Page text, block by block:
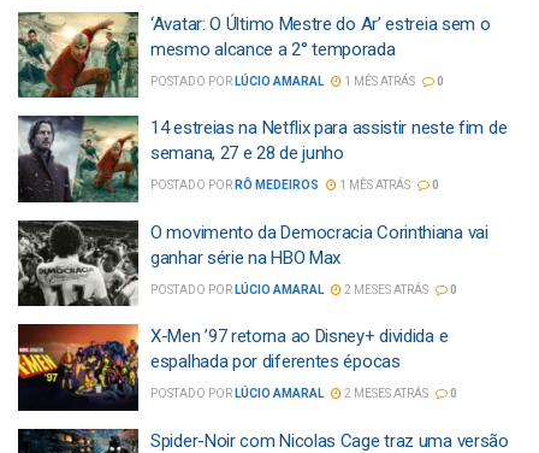
‘Avatar: O Último Mestre do Ar’ estreia sem o
mesmo alcance a 2° temporada
POSTADO POR LÚCIO AMARAL 1 MÊS ATRÁS 0
14 estreias na Netflix para assistir neste fim de
semana, 27 e 28 de junho
POSTADO POR RÔ MEDEIROS 1 MÊS ATRÁS 0
O movimento da Democracia Corinthiana vai
ganhar série na HBO Max
POSTADO POR LÚCIO AMARAL 2 MESES ATRÁS 0
X-Men ’97 retorna ao Disney+ dividida e
espalhada por diferentes épocas
POSTADO POR LÚCIO AMARAL 2 MESES ATRÁS 0
Spider-Noir com Nicolas Cage traz uma versão